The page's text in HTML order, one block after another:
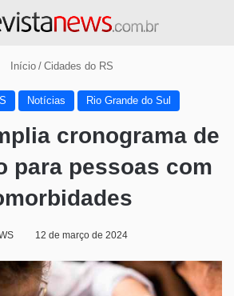
Início / Cidades do RS
Notícias Rio Grande do Sul
cronograma de
para pessoas com
12 de março de 2024